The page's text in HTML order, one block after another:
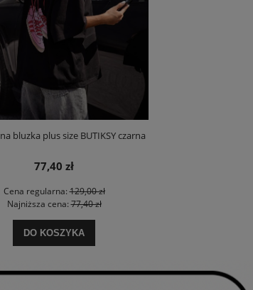
bluzka plus size BUTIKSY czarna
77,40 zł
Cena regularna:129,00 zł
Najniższa cena:77,40 zł
DO KOSZYKA